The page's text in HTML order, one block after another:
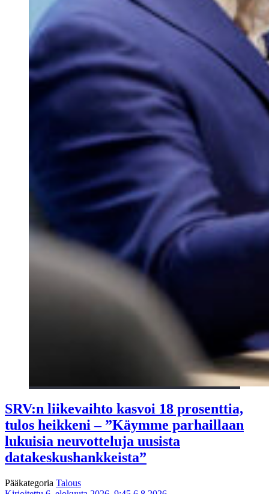
SRV:n liikevaihto kasvoi 18 prosenttia,
tulos heikkeni – ”Käymme parhaillaan
lukuisia neuvotteluja uusista
datakeskushankkeista”
Pääkategoria Talous